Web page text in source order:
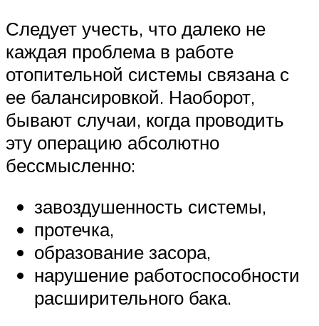
Следует учесть, что далеко не
каждая проблема в работе
отопительной системы связана с
ее балансировкой. Наоборот,
бывают случаи, когда проводить
эту операцию абсолютно
бессмысленно:
завоздушенность системы,
протечка,
образование засора,
нарушение работоспособности
расширительного бака.